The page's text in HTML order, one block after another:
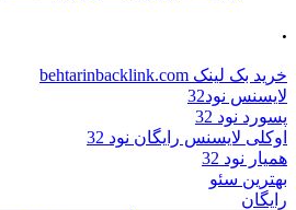
.
خرید بک لینک behtarinbacklink.com
لایسنس نود32
پسورد نود 32
اوکلی لایسنس رایگان نود 32
همیار نود 32
بهترین سئو
رایگان